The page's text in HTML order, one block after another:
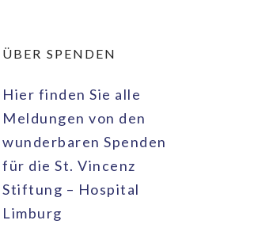
ÜBER SPENDEN
Hier finden Sie alle
Meldungen von den
wunderbaren Spenden
für die St. Vincenz
Stiftung – Hospital
Limburg